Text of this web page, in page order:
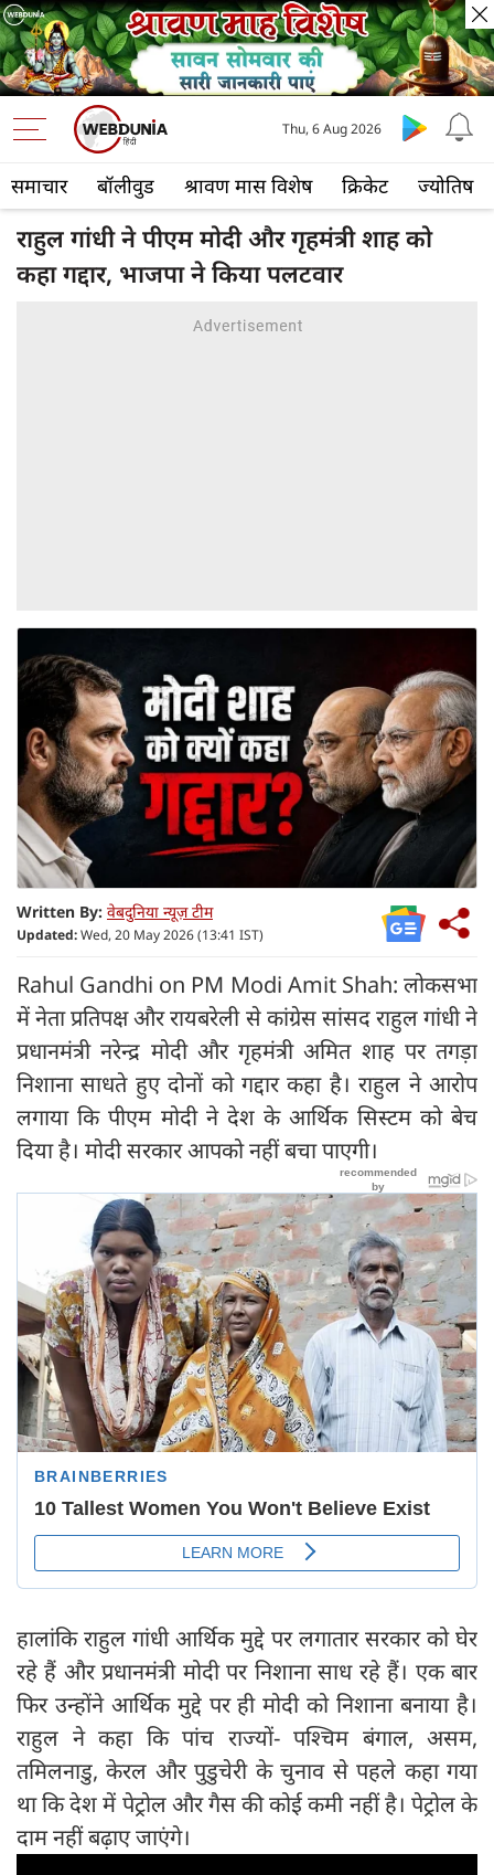
समाचार बॉलीवुड श्रावण मास विशेष क्रिकेट ज्योतिष
Thu, 6 Aug 2026
राहुल गांधी ने पीएम मोदी और गृहमंत्री शाह को
कहा गद्दार, भाजपा ने किया पलटवार
Written By: वेबदुनिया न्यूज़ टीम
Updated:Wed, 20 May 2026 (13:41 IST)
Rahul Gandhi on PM Modi Amit Shah: लोकसभा
में नेता प्रतिपक्ष और रायबरेली से कांग्रेस सांसद राहुल गांधी ने
प्रधानमंत्री नरेन्द्र मोदी और गृहमंत्री अमित शाह पर तगड़ा
निशाना साधते हुए दोनों को गद्दार कहा है। राहुल ने आरोप
लगाया कि पीएम मोदी ने देश के आर्थिक सिस्टम को बेच
दिया है। मोदी सरकार आपको नहीं बचा पाएगी।
हालांकि राहुल गांधी आर्थिक मुद्दे पर लगातार सरकार को घेर
रहे हैं और प्रधानमंत्री मोदी पर निशाना साध रहे हैं। एक बार
फिर उन्होंने आर्थिक मुद्दे पर ही मोदी को निशाना बनाया है।
राहुल ने कहा कि पांच राज्यों- पश्चिम बंगाल, असम,
तमिलनाडु, केरल और पुडुचेरी के चुनाव से पहले कहा गया
था कि देश में पेट्रोल और गैस की कोई कमी नहीं है। पेट्रोल के
दाम नहीं बढ़ाए जाएंगे।